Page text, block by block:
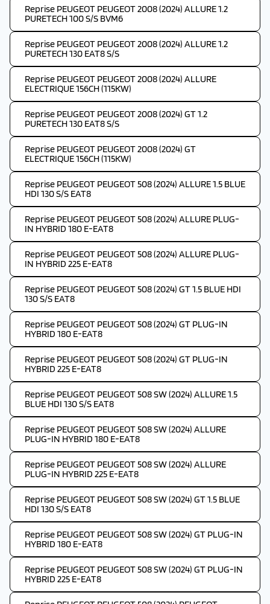
Reprise PEUGEOT PEUGEOT 2008 (2024) ALLURE 1.2
PURETECH 100 S/S BVM6
Reprise PEUGEOT PEUGEOT 2008 (2024) ALLURE 1.2
PURETECH 130 EAT8 S/S
Reprise PEUGEOT PEUGEOT 2008 (2024) ALLURE
ELECTRIQUE 156CH (115KW)
Reprise PEUGEOT PEUGEOT 2008 (2024) GT 1.2
PURETECH 130 EAT8 S/S
Reprise PEUGEOT PEUGEOT 2008 (2024) GT
ELECTRIQUE 156CH (115KW)
Reprise PEUGEOT PEUGEOT 508 (2024) ALLURE 1.5 BLUE
HDI 130 S/S EAT8
Reprise PEUGEOT PEUGEOT 508 (2024) ALLURE PLUG-
IN HYBRID 180 E-EAT8
Reprise PEUGEOT PEUGEOT 508 (2024) ALLURE PLUG-
IN HYBRID 225 E-EAT8
Reprise PEUGEOT PEUGEOT 508 (2024) GT 1.5 BLUE HDI
130 S/S EAT8
Reprise PEUGEOT PEUGEOT 508 (2024) GT PLUG-IN
HYBRID 180 E-EAT8
Reprise PEUGEOT PEUGEOT 508 (2024) GT PLUG-IN
HYBRID 225 E-EAT8
Reprise PEUGEOT PEUGEOT 508 SW (2024) ALLURE 1.5
BLUE HDI 130 S/S EAT8
Reprise PEUGEOT PEUGEOT 508 SW (2024) ALLURE
PLUG-IN HYBRID 180 E-EAT8
Reprise PEUGEOT PEUGEOT 508 SW (2024) ALLURE
PLUG-IN HYBRID 225 E-EAT8
Reprise PEUGEOT PEUGEOT 508 SW (2024) GT 1.5 BLUE
HDI 130 S/S EAT8
Reprise PEUGEOT PEUGEOT 508 SW (2024) GT PLUG-IN
HYBRID 180 E-EAT8
Reprise PEUGEOT PEUGEOT 508 SW (2024) GT PLUG-IN
HYBRID 225 E-EAT8